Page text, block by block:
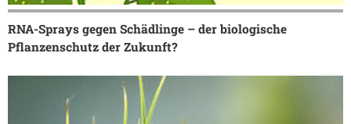
RNA-Sprays gegen Schädlinge – der biologische
Pflanzenschutz der Zukunft?